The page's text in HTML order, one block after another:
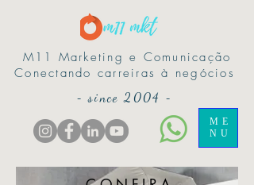
M11 Marketing e Comunicação
Conectando carreiras à negócios
ME
NU
-since 2004 -